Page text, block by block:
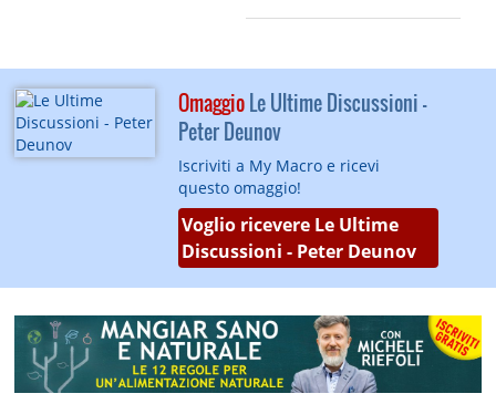
OmaggioLe Ultime Discussioni -
Peter Deunov
Iscriviti a My Macro e ricevi
questo omaggio!
Voglio ricevere Le Ultime
Discussioni - Peter Deunov